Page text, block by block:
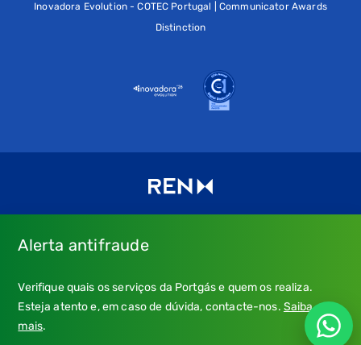
Inovadora Evolution - COTEC Portugal | Communicator Awards
Distinction
a nossaPolítica de Cookies.
* Emergência Gás: 24 horas, chamada grátis.
** Atendimento: dias úteis, 9h-21h; chamada para a rede fixa
Alerta antifraude
Verifique quais os serviços da Portgás e quem os realiza.
Esteja atento e, em caso de dúvida, contacte-nos. Saiba
mais.